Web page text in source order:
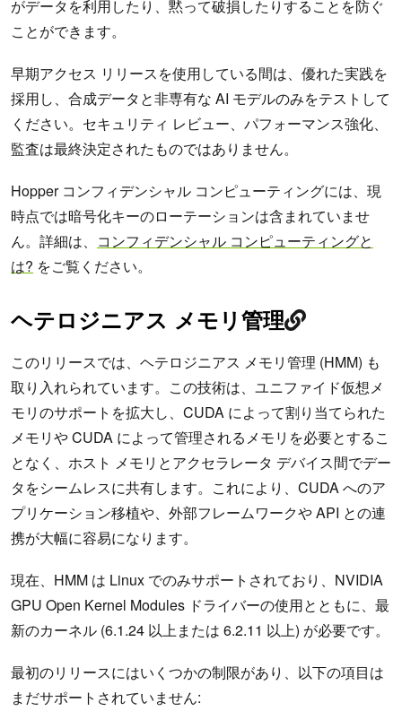
がデータを利用したり、黙って破損したりすることを防ぐ
ことができます。
早期アクセス リリースを使用している間は、優れた実践を
採用し、合成データと非専有な AI モデルのみをテストして
ください。セキュリティ レビュー、パフォーマンス強化、
監査は最終決定されたものではありません。
Hopper コンフィデンシャル コンピューティングには、現
時点では暗号化キーのローテーションは含まれていませ
ん。詳細は、 コンフィデンシャル コンピューティングと
は? をご覧ください。
ヘテロジニアス メモリ管理
このリリースでは、ヘテロジニアス メモリ管理 (HMM) も
取り入れられています。この技術は、ユニファイド仮想メ
モリのサポートを拡大し、CUDA によって割り当てられた
メモリや CUDA によって管理されるメモリを必要とするこ
となく、ホスト メモリとアクセラレータ デバイス間でデー
タをシームレスに共有します。これにより、CUDA へのア
プリケーション移植や、外部フレームワークや API との連
携が大幅に容易になります。
現在、HMM は Linux でのみサポートされており、NVIDIA
GPU Open Kernel Modules ドライバーの使用とともに、最
新のカーネル (6.1.24 以上または 6.2.11 以上) が必要です。
最初のリリースにはいくつかの制限があり、以下の項目は
まだサポートされていません: